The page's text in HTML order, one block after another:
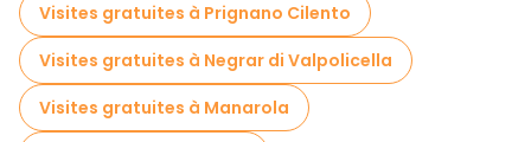
Visites gratuites à Prignano Cilento
Visites gratuites à Negrar di Valpolicella
Visites gratuites à Manarola